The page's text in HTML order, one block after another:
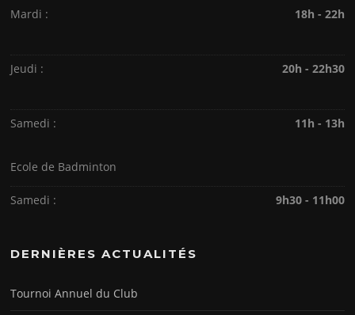
Mardi : 18h - 22h
Jeudi : 20h - 22h30
Samedi : 11h - 13h
Ecole de Badminton
Samedi : 9h30 - 11h00
DERNIÈRES ACTUALITÉS
Tournoi Annuel du Club